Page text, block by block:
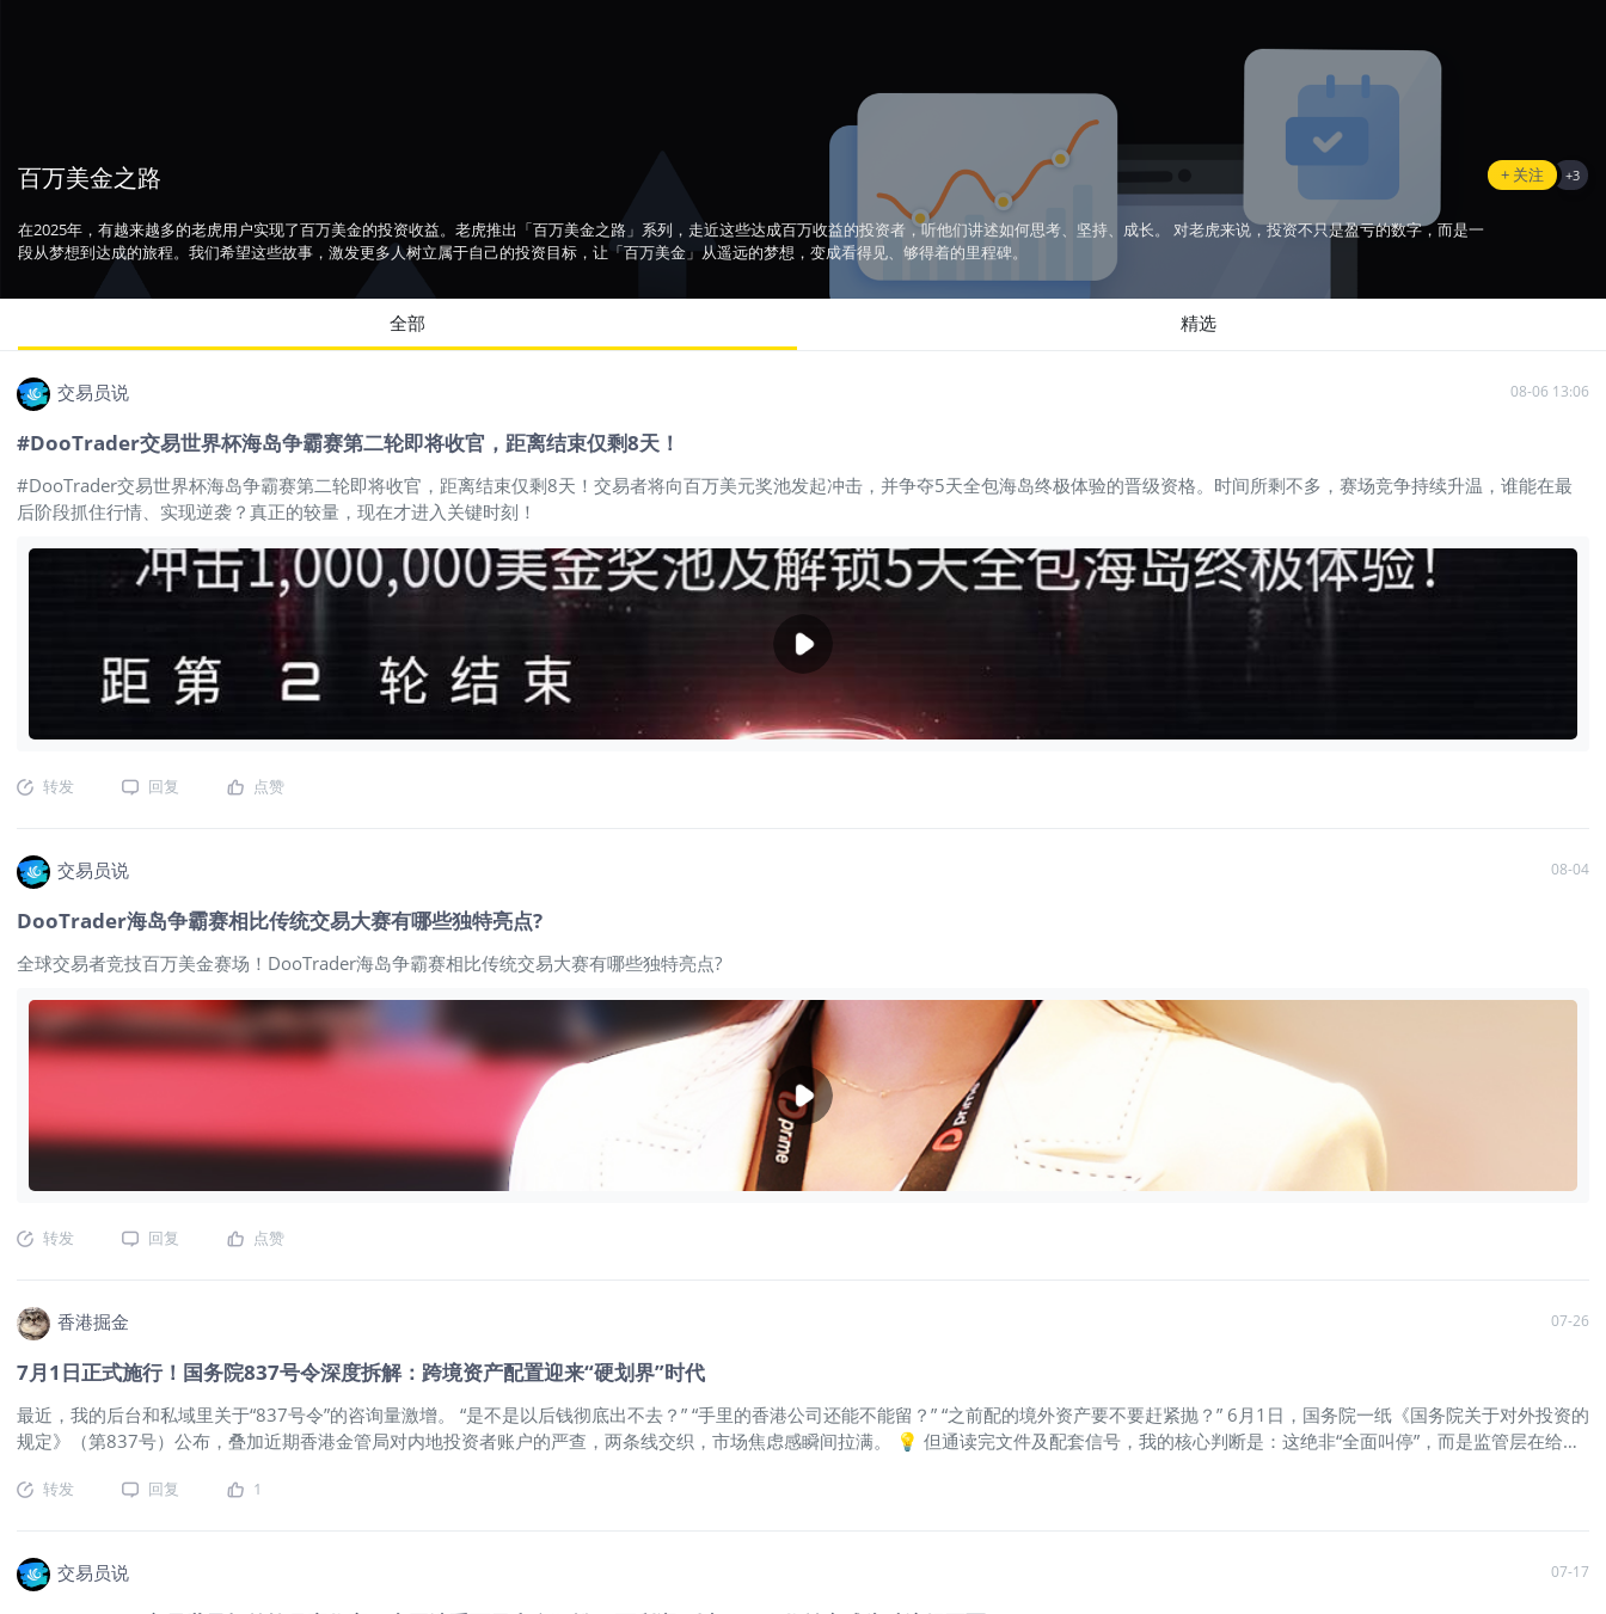
百万美金之路
在2025年，有越来越多的老虎用户实现了百万美金的投资收益。老虎推出「百万美金之路」系列，走近这些达成百万收益的投资者，听他们讲述如何思考、坚持、成长。 对老虎来说，投资不只是盈亏的数字，而是一
段从梦想到达成的旅程。我们希望这些故事，激发更多人树立属于自己的投资目标，让「百万美金」从遥远的梦想，变成看得见、够得着的里程碑。
+ 关注 +3
全部 精选
交易员说 08-06 13:06
#DooTrader交易世界杯海岛争霸赛第二轮即将收官，距离结束仅剩8天！
#DooTrader交易世界杯海岛争霸赛第二轮即将收官，距离结束仅剩8天！交易者将向百万美元奖池发起冲击，并争夺5天全包海岛终极体验的晋级资格。时间所剩不多，赛场竞争持续升温，谁能在最
后阶段抓住行情、实现逆袭？真正的较量，现在才进入关键时刻！
转发 回复 点赞
交易员说 08-04
DooTrader海岛争霸赛相比传统交易大赛有哪些独特亮点?
全球交易者竞技百万美金赛场！DooTrader海岛争霸赛相比传统交易大赛有哪些独特亮点?
转发 回复 点赞
香港掘金 07-26
7月1日正式施行！国务院837号令深度拆解：跨境资产配置迎来“硬划界”时代
最近，我的后台和私域里关于“837号令”的咨询量激增。 “是不是以后钱彻底出不去？” “手里的香港公司还能不能留？” “之前配的境外资产要不要赶紧抛？” 6月1日，国务院一纸《国务院关于对外投资的
规定》（第837号）公布，叠加近期香港金管局对内地投资者账户的严查，两条线交织，市场焦虑感瞬间拉满。 💡 但通读完文件及配套信号，我的核心判断是：这绝非“全面叫停”，而是监管层在给跨
01 先破误区：不是“一刀切”，而是“分层治理” 很多人第一反应是“出海被锁死”，这个判断只说对了一半。文件开篇就定调：推进高水平对外开放，促进对外投资高质量发展。 国家依然支持按市场化原
要业务真实、路径合规，不仅不会受限，便利化水平还可能提升。 🔵 第二层：带“资本与资产”出海——重点收紧 这是本次新规紧盯的核心。有些操作，表面是在境外设投资公司，实则是将境内利润、
核心资产逐步挪至海外。主体经营风险留在境内，收益却沉淀在境外。 ❗ 这种“资产搬家”式的出海，以往靠离岸架构、多层嵌套来包装，今后将寸步难行。 🔵 第三层：带“技术与数据”出海——红线
转发 回复 1
交易员说 07-17